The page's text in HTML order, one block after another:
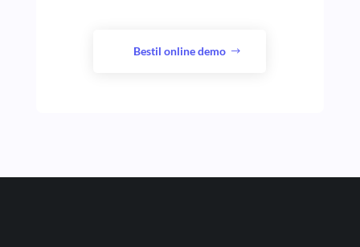
Bestil online demo